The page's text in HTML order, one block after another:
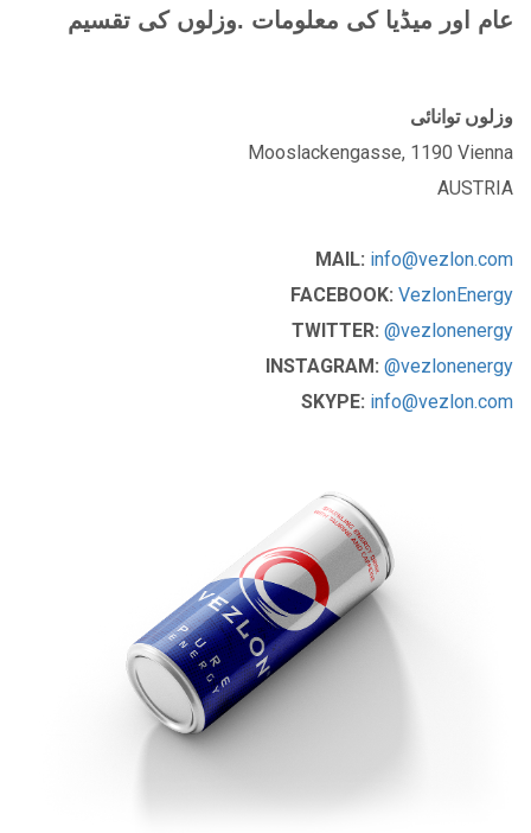
عام اور میڈیا کی معلومات .وزلوں کی تقسیم
وزلوں توانائی
Mooslackengasse, 1190 Vienna
AUSTRIA
MAIL: info@vezlon.com
FACEBOOK: VezlonEnergy
TWITTER: @vezlonenergy
INSTAGRAM: @vezlonenergy
SKYPE: info@vezlon.com